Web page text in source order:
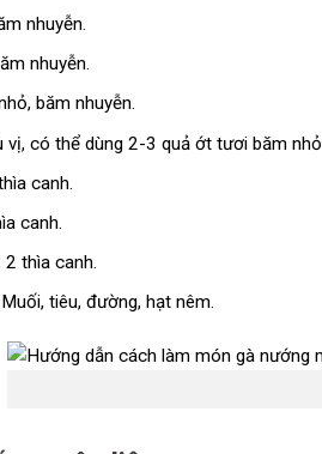
nhuyễn.
nhuyễn.
băm nhuyễn.
vị, có thể dùng 2-3 quả ớt tươi băm nhỏ.
canh.
canh.
thìa canh.
tiêu, đường, hạt nêm.